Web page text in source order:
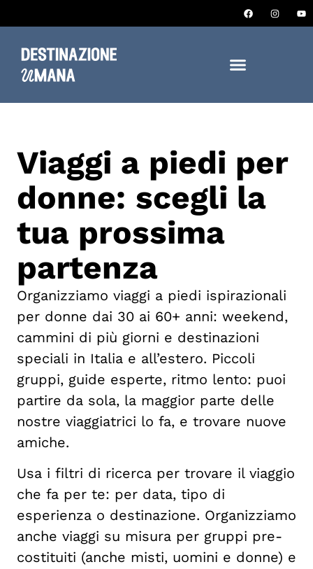
Viaggi a piedi per
donne: scegli la
tua prossima
partenza
Organizziamo viaggi a piedi ispirazionali
per donne dai 30 ai 60+ anni: weekend,
cammini di più giorni e destinazioni
speciali in Italia e all’estero. Piccoli
gruppi, guide esperte, ritmo lento: puoi
partire da sola, la maggior parte delle
nostre viaggiatrici lo fa, e trovare nuove
amiche.
Usa i filtri di ricerca per trovare il viaggio
che fa per te: per data, tipo di
esperienza o destinazione. Organizziamo
anche viaggi su misura per gruppi pre-
costituiti (anche misti, uomini e donne) e